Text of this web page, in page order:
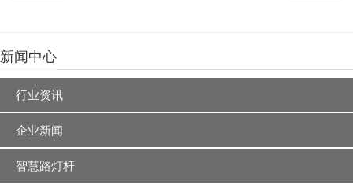
新闻中心
行业资讯
企业新闻
智慧路灯杆